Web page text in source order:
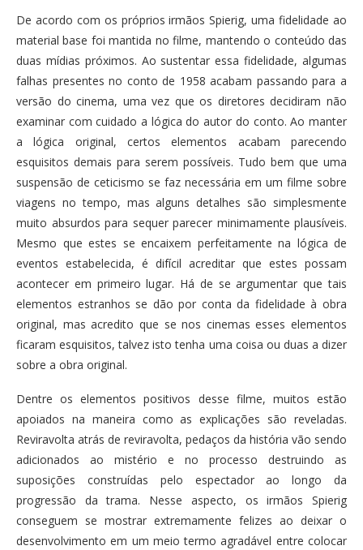
De acordo com os próprios irmãos Spierig, uma fidelidade ao
material base foi mantida no filme, mantendo o conteúdo das
duas mídias próximos. Ao sustentar essa fidelidade, algumas
falhas presentes no conto de 1958 acabam passando para a
versão do cinema, uma vez que os diretores decidiram não
examinar com cuidado a lógica do autor do conto. Ao manter
a lógica original, certos elementos acabam parecendo
esquisitos demais para serem possíveis. Tudo bem que uma
suspensão de ceticismo se faz necessária em um filme sobre
viagens no tempo, mas alguns detalhes são simplesmente
muito absurdos para sequer parecer minimamente plausíveis.
Mesmo que estes se encaixem perfeitamente na lógica de
eventos estabelecida, é difícil acreditar que estes possam
acontecer em primeiro lugar. Há de se argumentar que tais
elementos estranhos se dão por conta da fidelidade à obra
original, mas acredito que se nos cinemas esses elementos
ficaram esquisitos, talvez isto tenha uma coisa ou duas a dizer
sobre a obra original.
Dentre os elementos positivos desse filme, muitos estão
apoiados na maneira como as explicações são reveladas.
Reviravolta atrás de reviravolta, pedaços da história vão sendo
adicionados ao mistério e no processo destruindo as
suposições construídas pelo espectador ao longo da
progressão da trama. Nesse aspecto, os irmãos Spierig
conseguem se mostrar extremamente felizes ao deixar o
desenvolvimento em um meio termo agradável entre colocar